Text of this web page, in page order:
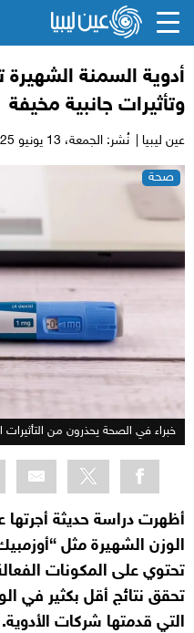
أدوية السمنة
وتأثيرات جانبية مخيفة
عين ليبيا | نُشر: الجمعة،
صحة
خبراء في الصحة يحذرون من التأثيرات
أظهرت دراسة حديثة أجرتها
الوزن الشهيرة مثل
تحتوي على المكونات
تحقق نتائج أقل بكثير في
التي قدمتها شركات الأدوية.